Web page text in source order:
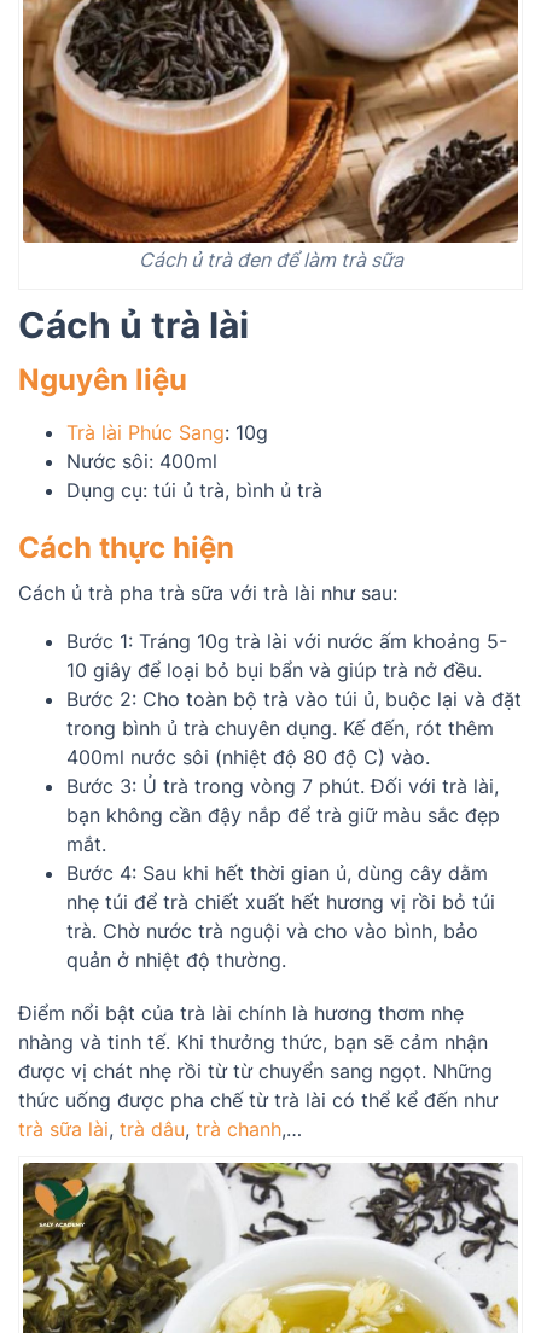
Cách ủ trà đen để làm trà sữa
Cách ủ trà lài
Nguyên liệu
Trà lài Phúc Sang: 10g
Nước sôi: 400ml
Dụng cụ: túi ủ trà, bình ủ trà
Cách thực hiện
Cách ủ trà pha trà sữa với trà lài như sau:
Bước 1: Tráng 10g trà lài với nước ấm khoảng 5-
10 giây để loại bỏ bụi bẩn và giúp trà nở đều.
Bước 2: Cho toàn bộ trà vào túi ủ, buộc lại và đặt
trong bình ủ trà chuyên dụng. Kế đến, rót thêm
400ml nước sôi (nhiệt độ 80 độ C) vào.
Bước 3: Ủ trà trong vòng 7 phút. Đối với trà lài,
bạn không cần đậy nắp để trà giữ màu sắc đẹp
mắt.
Bước 4: Sau khi hết thời gian ủ, dùng cây dằm
nhẹ túi để trà chiết xuất hết hương vị rồi bỏ túi
trà. Chờ nước trà nguội và cho vào bình, bảo
quản ở nhiệt độ thường.
Điểm nổi bật của trà lài chính là hương thơm nhẹ
nhàng và tinh tế. Khi thưởng thức, bạn sẽ cảm nhận
được vị chát nhẹ rồi từ từ chuyển sang ngọt. Những
thức uống được pha chế từ trà lài có thể kể đến như
trà sữa lài, trà dâu, trà chanh,…